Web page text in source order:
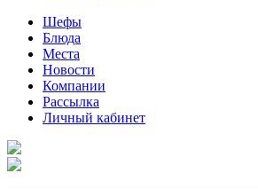
Шефы
Блюда
Места
Новости
Компании
Рассылка
Личный кабинет